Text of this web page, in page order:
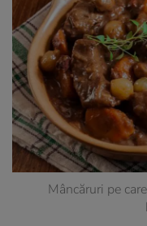
Mâncăruri pe